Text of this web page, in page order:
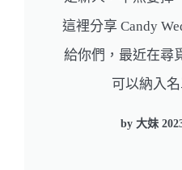
這裡分享 Candy
給你們，最近在尋
可以納入名
by 大妹